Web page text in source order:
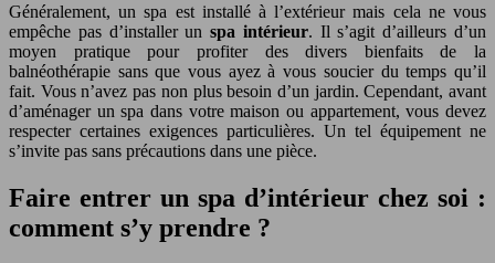
Généralement, un spa est installé à l’extérieur mais cela ne vous
empêche pas d’installer unspa intérieur. Il s’agit d’ailleurs d’un
moyen pratique pour profiter des divers bienfaits de la
balnéothérapie sans que vous ayez à vous soucier du temps qu’il
fait. Vous n’avez pas non plus besoin d’un jardin. Cependant, avant
d’aménager un spa dans votre maison ou appartement, vous devez
respecter certaines exigences particulières. Un tel équipement ne
s’invite pas sans précautions dans une pièce.
Faire entrer un spa d’intérieur chez soi :
comment s’y prendre ?